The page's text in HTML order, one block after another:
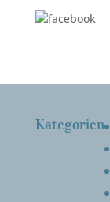
Kategorien